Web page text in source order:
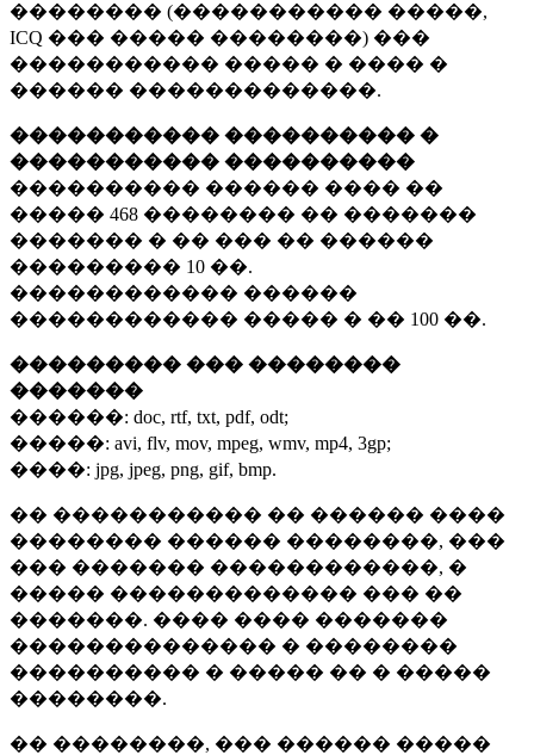
�������� (����������� �����,
ICQ ��� ����� ��������) ���
����������� ����� � ���� �
������ �������������.
����������� ���������� �
����������� ����������
���������� ������ ���� ��
����� 468 �������� �� �������
������� � �� ��� �� ������
��������� 10 ��.
������������ ������
������������ ����� � �� 100 ��.
��������� ��� ��������
�������
������: doc, rtf, txt, pdf, odt;
�����: avi, flv, mov, mpeg, wmv, mp4, 3gp;
����: jpg, jpeg, png, gif, bmp.
�� ����������� �� ������ ����
�������� ������ ��������, ���
��� ������� ������������, �
����� ������������� ��� ��
�������. ���� ���� �������
�������������� � ��������
���������� � ����� �� � �����
��������.
�� ��������, ��� ������ �����